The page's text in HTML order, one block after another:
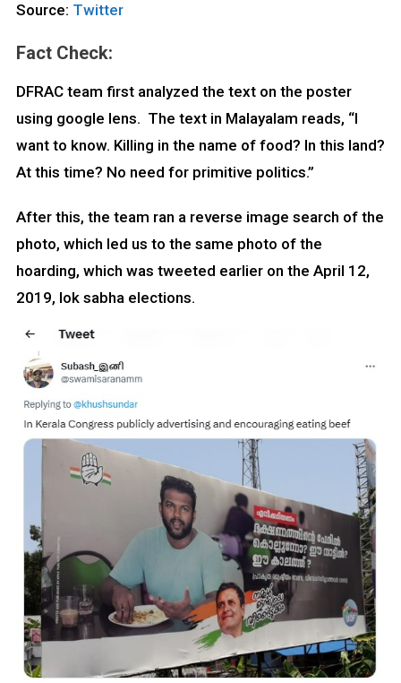
Source: Twitter
Fact Check:
DFRAC team first analyzed the text on the poster
using google lens. The text in Malayalam reads, “I
want to know. Killing in the name of food? In this land?
At this time? No need for primitive politics.”
After this, the team ran a reverse image search of the
photo, which led us to the same photo of the
hoarding, which was tweeted earlier on the April 12,
2019, lok sabha elections.